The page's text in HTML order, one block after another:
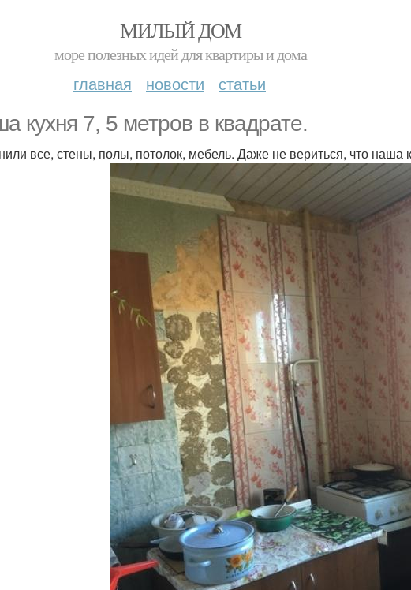
МИЛЫЙ ДОМ
море полезных идей для квартиры и дома
главная новости статьи
кухня 7, 5 метров в квадрате.
все, стены, полы, потолок, мебель. Даже не вериться, что наша